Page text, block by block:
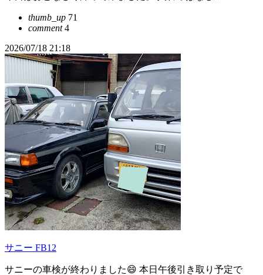
thumb_up 71
comment4
2026/07/18 21:18
サニー FB12
サニーの車検が終わりました😄 本日午後引き取り予定で